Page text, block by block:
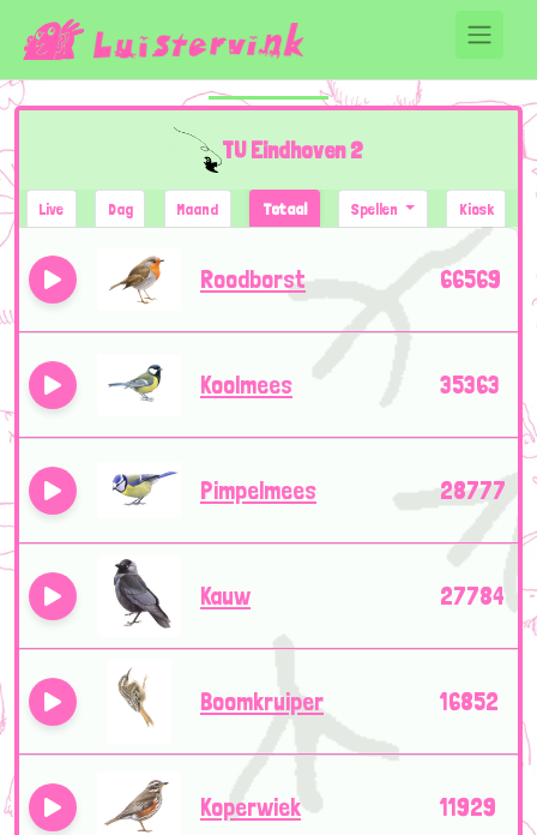
TU Eindhoven 2
Live Dag Maand Totaal Spellen Kiosk
Roodborst 66569
Koolmees 35363
Pimpelmees 28777
Kauw 27784
Boomkruiper 16852
Koperwiek 11929